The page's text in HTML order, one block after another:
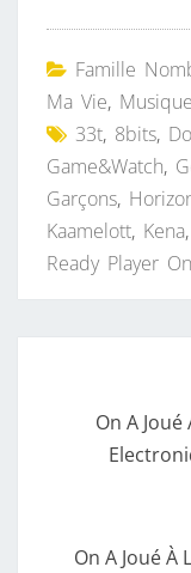
Famille
Ma Vie, Musique
33t, 8bits,
Game&Watch,
Garçons,
Kaamelott, Kena,
Ready Player
On A
On A Joué À